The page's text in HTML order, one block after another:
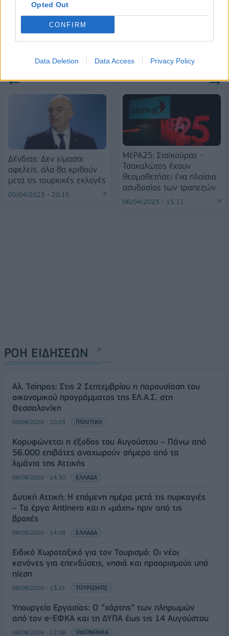
Opted Out
CONFIRM
Data Deletion Data Access Privacy Policy
πύλες του σε όλους
ΠΕΡΙΣΣΌΤΕΡΑ ΣΕ ΑΥΤΉ ΤΗΝ ΚΑΤΗΓΟΡΊΑ
Δένδιας: Δεν είμαστε
αφελείς, όλα θα κριθούν
μετά τις τουρκικές εκλογές
05/04/2023 - 20:15
ΜέΡΑ25: Σταϊκούρας -
Τσακαλώτος έχουν
θεσμοθετήσει ένα πλαίσιο
ασυδοσίας των τραπεζών
06/04/2023 - 15:11
ΡΟΗ ΕΙΔΗΣΕΩΝ
Αλ. Τσίπρας: Στις 2 Σεπτεμβρίου η παρουσίαση του
οικονομικού προγράμματος της ΕΛ.Α.Σ. στη
Θεσσαλονίκη
09/08/2026 - 10:03 ΠΟΛΙΤΙΚΗ
Κορυφώνεται η έξοδος του Αυγούστου – Πάνω από
56.000 επιβάτες αναχωρούν σήμερα από τα
λιμάνια της Αττικής
08/08/2026 - 14:30 ΕΛΛΑΔΑ
Δυτική Αττική: Η επόμενη ημέρα μετά τις πυρκαγιές
– Τα έργα Antinero και η «μάχη» πριν από τις
βροχές
08/08/2026 - 14:08 ΕΛΛΑΔΑ
Ειδικό Χωροταξικό για τον Τουρισμό: Οι νέοι
κανόνες για επενδύσεις, νησιά και προορισμούς υπό
πίεση
08/08/2026 - 13:21 ΤΟΥΡΙΣΜΟΣ
Υπουργείο Εργασίας: Ο “χάρτης” των πληρωμών
από τον e-ΕΦΚΑ και τη ΔΥΠΑ έως τις 14 Αυγούστου
08/08/2026 - 12:58 ΟΙΚΟΝΟΜΙΑ